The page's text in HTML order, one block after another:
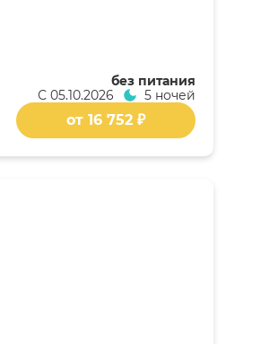
без питания
С 05.10.2026 5 ночей
от 16 752 ₽